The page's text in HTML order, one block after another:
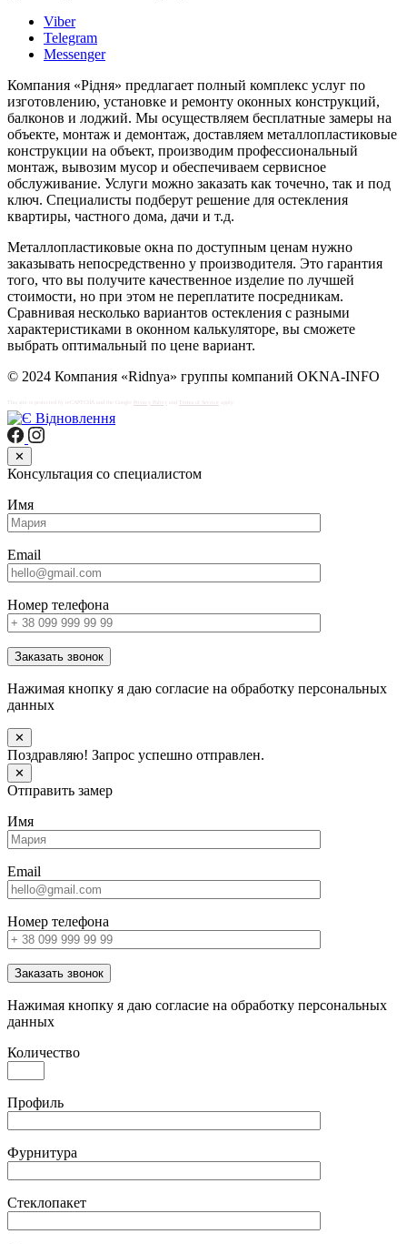
Viber
Telegram
Messenger
Компания «Рідня» предлагает полный комплекс услуг по
изготовлению, установке и ремонту оконных конструкций,
балконов и лоджий. Мы осуществляем бесплатные замеры на
объекте, монтаж и демонтаж, доставляем металлопластиковые
конструкции на объект, производим профессиональный
монтаж, вывозим мусор и обеспечиваем сервисное
обслуживание. Услуги можно заказать как точечно, так и под
ключ. Специалисты подберут решение для остекления
квартиры, частного дома, дачи и т.д.
Металлопластиковые окна по доступным ценам нужно
заказывать непосредственно у производителя. Это гарантия
того, что вы получите качественное изделие по лучшей
стоимости, но при этом не переплатите посредникам.
Сравнивая несколько вариантов остекления с разными
характеристиками в оконном калькуляторе, вы сможете
выбрать оптимальный по цене вариант.
© 2024 Компания «Ridnya» группы компаний OKNA-INFO
✕
Консультация со специалистом
Имя
Email
Номер телефона
Заказать звонок
Нажимая кнопку я даю согласие на обработку персональных
данных
✕
Поздравляю! Запрос успешно отправлен.
✕
Отправить замер
Имя
Email
Номер телефона
Заказать звонок
Нажимая кнопку я даю согласие на обработку персональных
данных
Количество
Профиль
Фурнитура
Стеклопакет